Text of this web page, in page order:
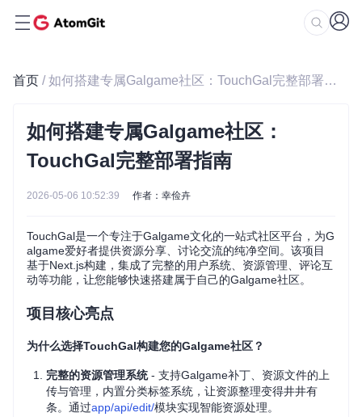
首页 / 如何搭建专属Galgame社区：TouchGal完整部署指南
如何搭建专属Galgame社区：
TouchGal完整部署指南
2026-05-06 10:52:39 作者：幸俭卉
TouchGal是一个专注于Galgame文化的一站式社区平台，为G
algame爱好者提供资源分享、讨论交流的纯净空间。该项目
基于Next.js构建，集成了完整的用户系统、资源管理、评论互
动等功能，让您能够快速搭建属于自己的Galgame社区。
项目核心亮点
为什么选择TouchGal构建您的Galgame社区？
完整的资源管理系统- 支持Galgame补丁、资源文件的上
传与管理，内置分类标签系统，让资源整理变得井井有
条。通过app/api/edit/模块实现智能资源处理。